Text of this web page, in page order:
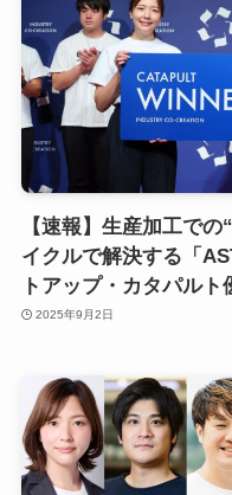
【速報】生産加工で
イクルで解決する「
トアップ・カタパルト
2025年9月2日